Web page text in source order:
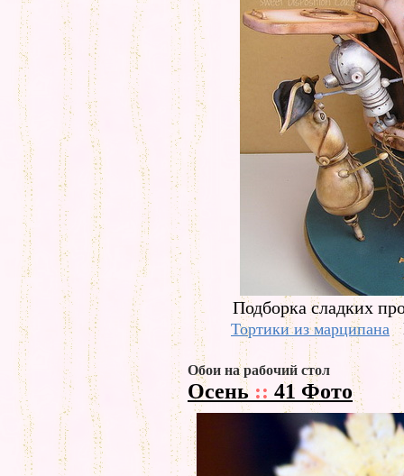
Подборка сладких
Тортики из марципана
Обои на рабочий стол
Осень :: 41 Фото